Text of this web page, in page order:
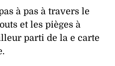
à pas à travers le
et les pièges à
parti de la e carte